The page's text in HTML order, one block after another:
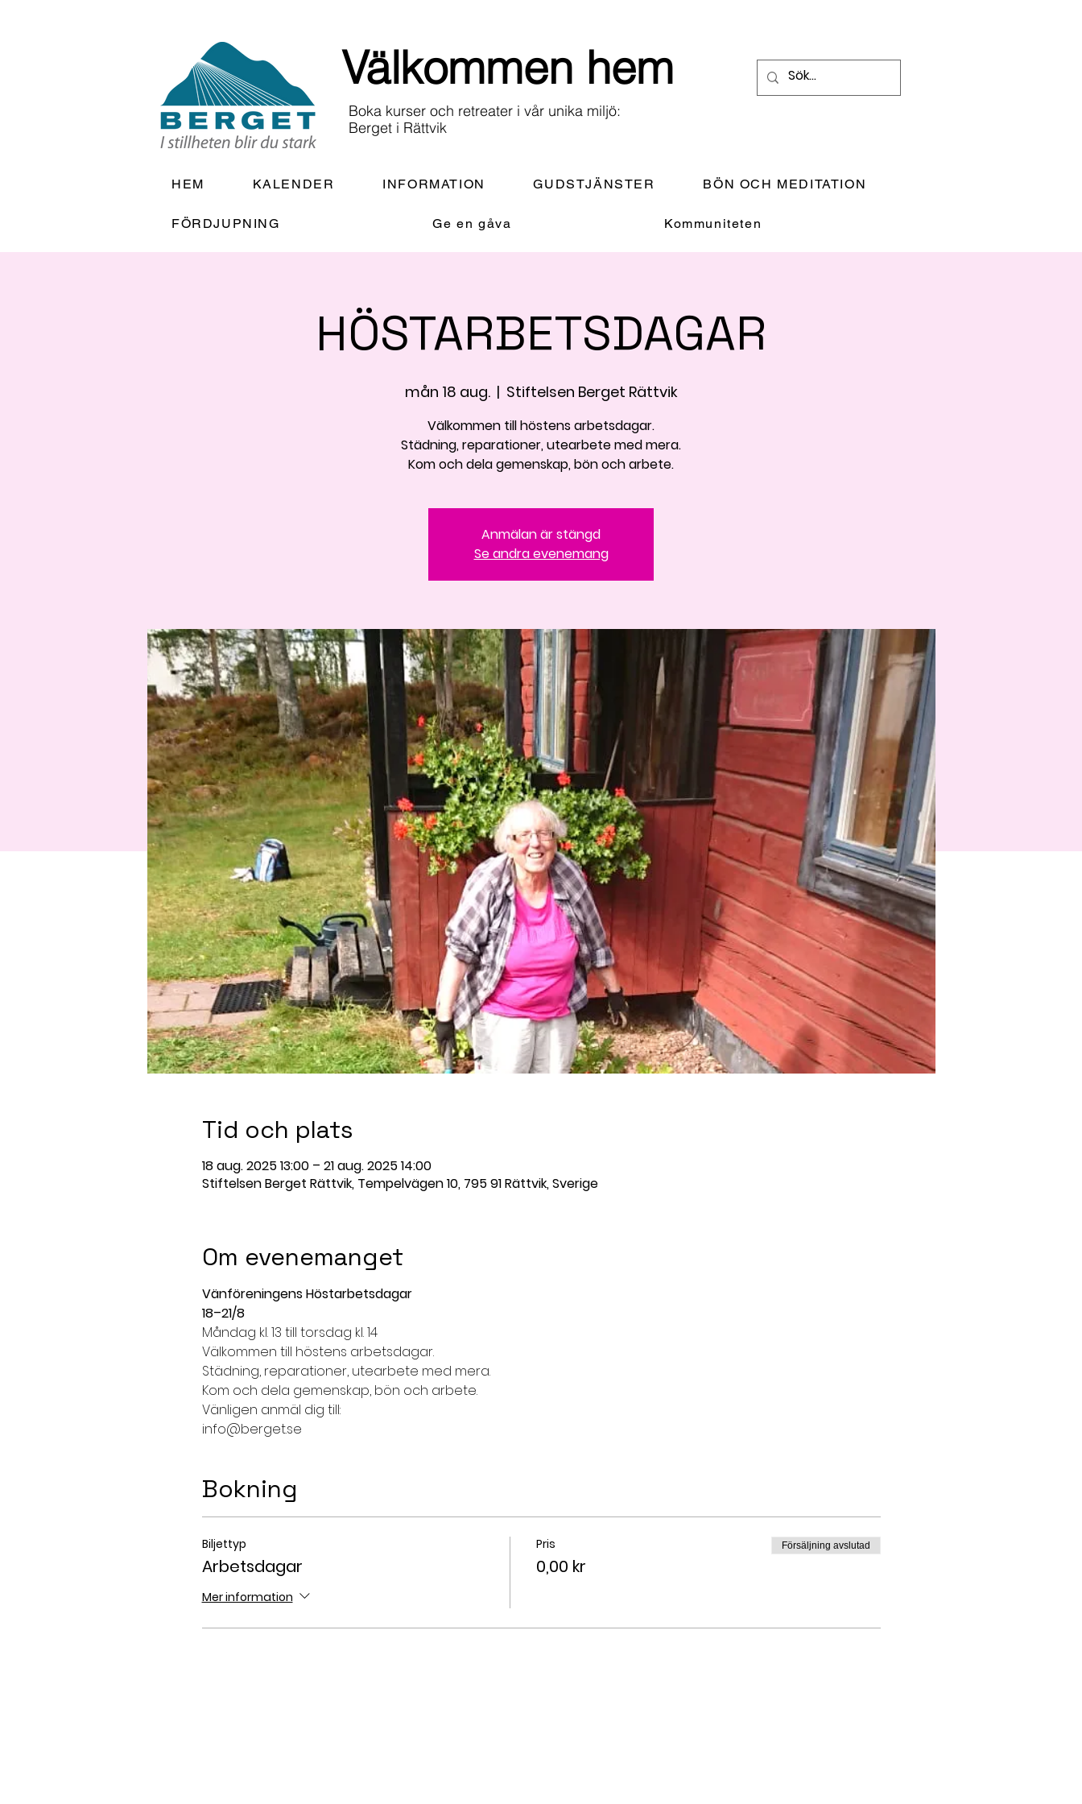
Välkommen hem
Boka kurser och retreater i vår unika miljö:
Berget i Rättvik
HEM KALENDER INFORMATION GUDSTJÄNSTER BÖN OCH MEDITATION
FÖRDJUPNING Ge en gåva Kommuniteten
HÖSTARBETSDAGAR
mån 18 aug.
  |
Stiftelsen Berget Rättvik
Välkommen till höstens arbetsdagar.
Städning, reparationer, utearbete med mera.
Kom och dela gemenskap, bön och arbete.
Anmälan är stängd
Se andra evenemang
Tid och plats
18 aug. 2025 13:00 – 21 aug. 2025 14:00
Stiftelsen Berget Rättvik, Tempelvägen 10, 795 91 Rättvik, Sverige
Om evenemanget
Vänföreningens Höstarbetsdagar
18–21/8
Måndag kl. 13 till torsdag kl. 14
Välkommen till höstens arbetsdagar.
Städning, reparationer, utearbete med mera.
Kom och dela gemenskap, bön och arbete.
Vänligen anmäl dig till:
info@berget.se
Bokning
Biljettyp
Arbetsdagar
Mer information
Pris
0,00 kr
Försäljning avslutad